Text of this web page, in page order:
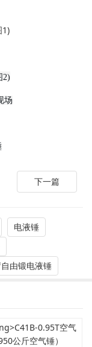
场
下一篇
电液锤
由锻电液锤